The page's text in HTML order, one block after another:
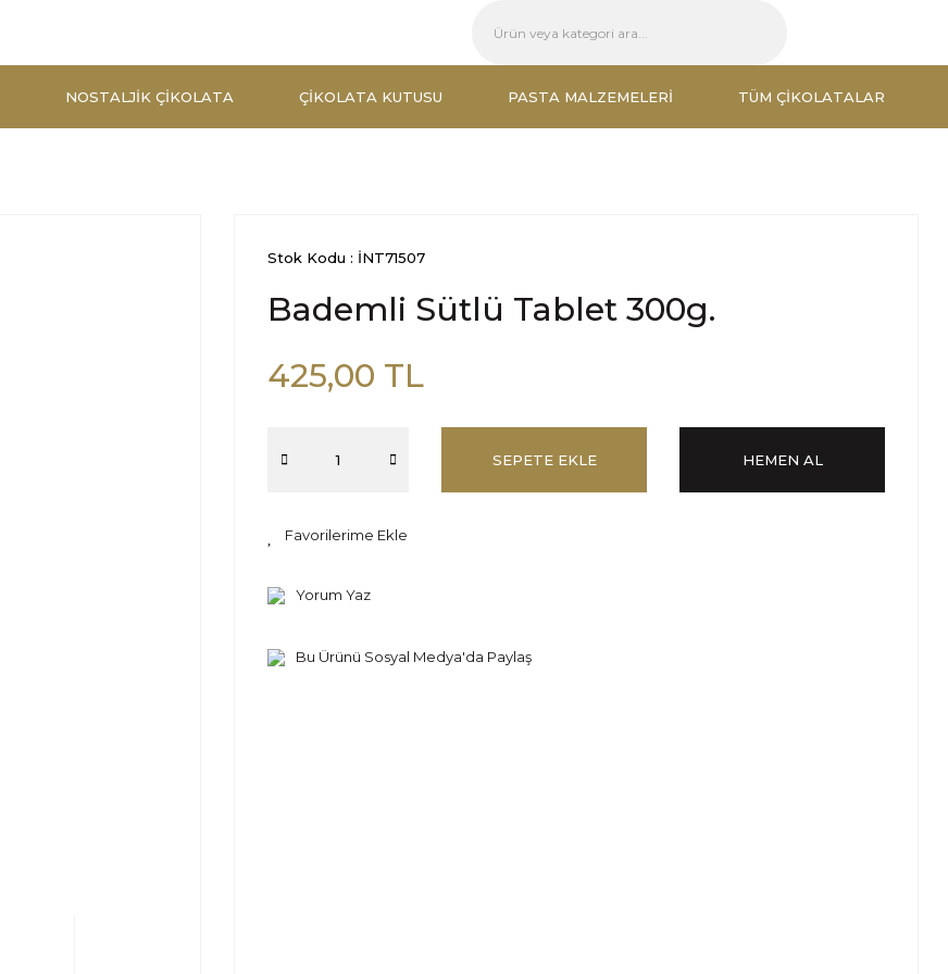
NOSTALJIK ÇIKOLATA ÇIKOLATA KUTUSU PASTA MALZEMELERI TÜM ÇIKOLATALAR
Stok Kodu : İNT71507
Bademli Sütlü Tablet 300g.
425,00 TL
SEPETE EKLE HEMEN AL
Yorum Yaz
Bu Ürünü Sosyal Medya'da Paylaş